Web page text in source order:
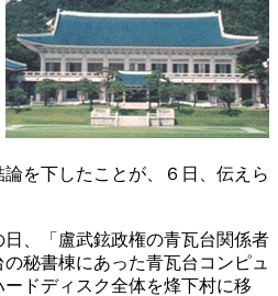
を下したことが、６日、伝えら
、「盧武鉉政権の青瓦台関係者
秘書棟にあった青瓦台コンピュ
ドディスク全体を烽下村に移